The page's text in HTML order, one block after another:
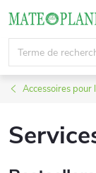
au
contenu
Accessoires pour